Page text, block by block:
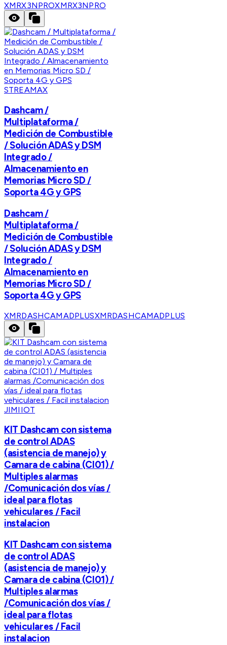
XMRX3NPROXMRX3NPRO
STREAMAX
Dashcam /
Multiplataforma /
Medición de Combustible
/ Solución ADAS y DSM
Integrado /
Almacenamiento en
Memorias Micro SD /
Soporta 4G y GPS
Dashcam /
Multiplataforma /
Medición de Combustible
/ Solución ADAS y DSM
Integrado /
Almacenamiento en
Memorias Micro SD /
Soporta 4G y GPS
XMRDASHCAMADPLUSXMRDASHCAMADPLUS
JIMIIOT
KIT Dashcam con sistema
de control ADAS
(asistencia de manejo) y
Camara de cabina (CI01) /
Multiples alarmas
/Comunicación dos vías /
ideal para flotas
vehiculares / Facil
instalacion
KIT Dashcam con sistema
de control ADAS
(asistencia de manejo) y
Camara de cabina (CI01) /
Multiples alarmas
/Comunicación dos vías /
ideal para flotas
vehiculares / Facil
instalacion